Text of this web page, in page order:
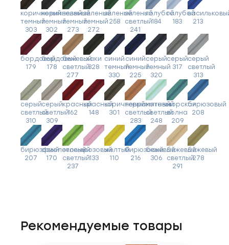
коричневый
темный
303
коричневый
темный
302
зеленый
темный
273
зеленый
темный
272
зеленый
258
зеленый
светлый
241
голубой
184
голубой
183
213
бордовый
179
бордовый
178
бежевый
светлый
277
хаки
328
синий
темный
330
синий
темный
225
серый
темный
320
серый
317
серый
светлый
313
серый
светлый
310
серый
светлый
309
красный
162
красный
148
коричневый
301
терракотовый
светлый
283
мятный
светлый
248
морская
волна
209
бирюзовый
208
бирюзовый
207
фиолетовый
170
зеленый
светлый
237
розовый
133
желтый
110
бирюзовый
216
бежевый
306
бежевый
светлый
291
бежевый
278
Рекомендуемые товары